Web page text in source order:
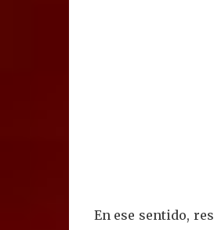
En ese sentido,